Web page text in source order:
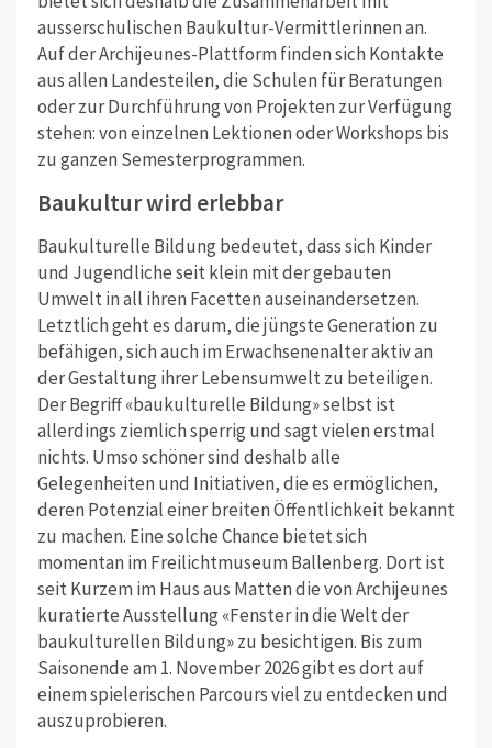
ausserschulischen Baukultur-Vermittlerinnen an.
Auf der Archijeunes-Plattform finden sich Kontakte
aus allen Landesteilen, die Schulen für Beratungen
oder zur Durchführung von Projekten zur Verfügung
stehen: von einzelnen Lektionen oder Workshops bis
zu ganzen Semesterprogrammen.
Baukultur wird erlebbar
Baukulturelle Bildung bedeutet, dass sich Kinder
und Jugendliche seit klein mit der gebauten
Umwelt in all ihren Facetten auseinandersetzen.
Letztlich geht es darum, die jüngste Generation zu
befähigen, sich auch im Erwachsenenalter aktiv an
der Gestaltung ihrer Lebensumwelt zu beteiligen.
Der Begriff «baukulturelle Bildung» selbst ist
allerdings ziemlich sperrig und sagt vielen erstmal
nichts. Umso schöner sind deshalb alle
Gelegenheiten und Initiativen, die es ermöglichen,
deren Potenzial einer breiten Öffentlichkeit bekannt
zu machen. Eine solche Chance bietet sich
momentan im Freilichtmuseum Ballenberg. Dort ist
seit Kurzem im Haus aus Matten die von Archijeunes
kuratierte Ausstellung «Fenster in die Welt der
baukulturellen Bildung» zu besichtigen. Bis zum
Saisonende am 1. November 2026 gibt es dort auf
einem spielerischen Parcours viel zu entdecken und
aus­zuprobieren.